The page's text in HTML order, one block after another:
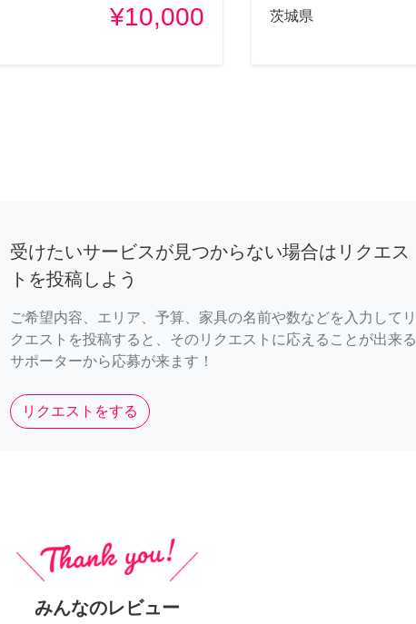
¥10,000 茨城県
受けたいサービスが見つからない場合はリクエス
トを投稿しよう
ご希望内容、エリア、予算、家具の名前や数などを入力してリ
クエストを投稿すると、そのリクエストに応えることが出来る
サポーターから応募が来ます！
リクエストをする
みんなのレビュー